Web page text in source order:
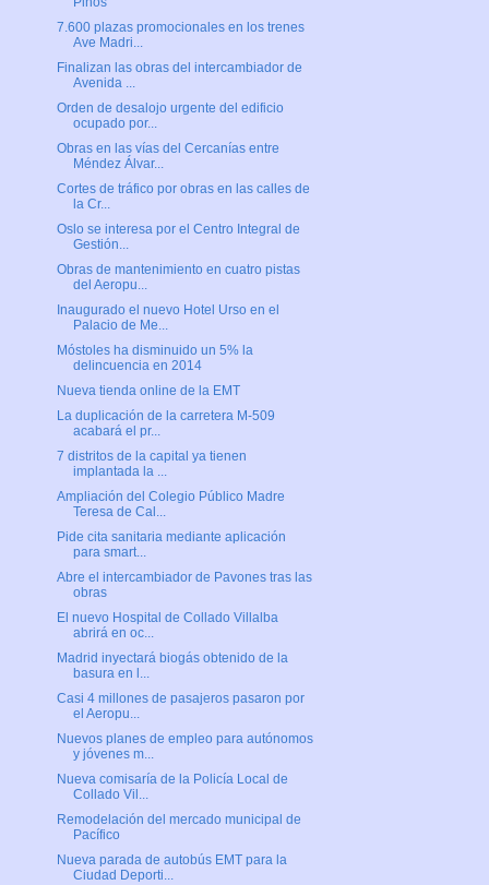
7.600 plazas promocionales en los trenes
Ave Madri...
Finalizan las obras del intercambiador de
Avenida ...
Orden de desalojo urgente del edificio
ocupado por...
Obras en las vías del Cercanías entre
Méndez Álvar...
Cortes de tráfico por obras en las calles de
la Cr...
Oslo se interesa por el Centro Integral de
Gestión...
Obras de mantenimiento en cuatro pistas
del Aeropu...
Inaugurado el nuevo Hotel Urso en el
Palacio de Me...
Móstoles ha disminuido un 5% la
delincuencia en 2014
Nueva tienda online de la EMT
La duplicación de la carretera M-509
acabará el pr...
7 distritos de la capital ya tienen
implantada la ...
Ampliación del Colegio Público Madre
Teresa de Cal...
Pide cita sanitaria mediante aplicación
para smart...
Abre el intercambiador de Pavones tras las
obras
El nuevo Hospital de Collado Villalba
abrirá en oc...
Madrid inyectará biogás obtenido de la
basura en l...
Casi 4 millones de pasajeros pasaron por
el Aeropu...
Nuevos planes de empleo para autónomos
y jóvenes m...
Nueva comisaría de la Policía Local de
Collado Vil...
Remodelación del mercado municipal de
Pacífico
Nueva parada de autobús EMT para la
Ciudad Deporti...